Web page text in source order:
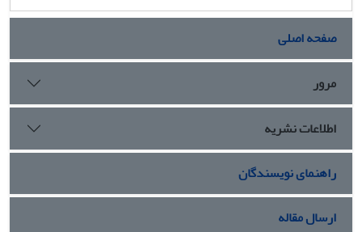
صفحه اصلی
مرور
اطلاعات نشریه
راهنمای نویسندگان
ارسال مقاله